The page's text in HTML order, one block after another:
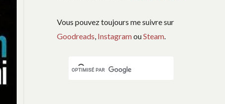
Vous pouvez toujours me suivre sur
Goodreads, InstagramouSteam.